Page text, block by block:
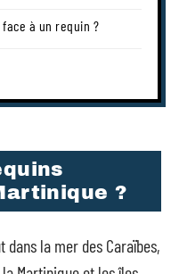
à un requin ?
?
la mer des Caraïbes,